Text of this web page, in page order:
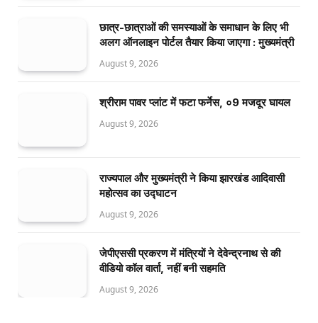
छात्र-छात्राओं की समस्याओं के समाधान के लिए भी
अलग ऑनलाइन पोर्टल तैयार किया जाएगा : मुख्यमंत्री
August 9, 2026
श्रीराम पावर प्लांट में फटा फर्नेस, ०9 मजदूर घायल
August 9, 2026
राज्यपाल और मुख्यमंत्री ने किया झारखंड आदिवासी
महोत्सव का उद्घाटन
August 9, 2026
जेपीएससी प्रकरण में मंत्रियों ने देवेन्द्रनाथ से की
वीडियो कॉल वार्ता, नहीं बनी सहमति
August 9, 2026